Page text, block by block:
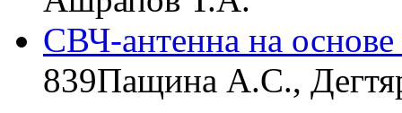
СВЧ-антенна на
839Пащина А.С.,